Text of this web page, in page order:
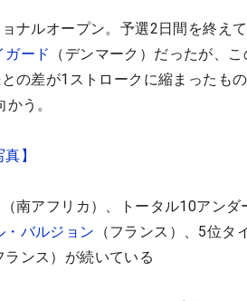
ナルオープン。予選2日間を終え
ガード
（デンマーク）だったが、
の差が1ストロークに縮まったも
う。
】
（南アフリカ）、トータル10アンダ
・バルジョン （フランス）、5位タ
ランス）が続いている